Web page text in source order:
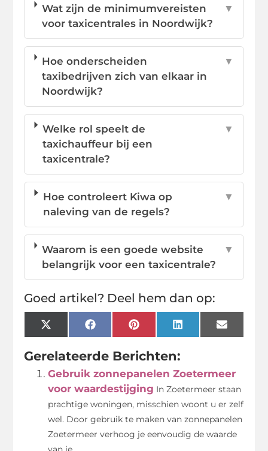
Wat zijn de minimumvereisten
voor taxicentrales in Noordwijk?
▼
Hoe onderscheiden
taxibedrijven zich van elkaar in
Noordwijk?
▼
Welke rol speelt de
taxichauffeur bij een
taxicentrale?
▼
Hoe controleert Kiwa op
naleving van de regels?
▼
Waarom is een goede website
belangrijk voor een taxicentrale?
▼
Goed artikel? Deel hem dan op:
X
(Twitter)
FacebookPinterestLinkedInEmail
Gerelateerde Berichten:
Gebruik zonnepanelen Zoetermeer
voor waardestijging In Zoetermeer staan
prachtige woningen, misschien woont u er zelf
wel. Door gebruik te maken van zonnepanelen
Zoetermeer verhoog je eenvoudig de waarde
van je...